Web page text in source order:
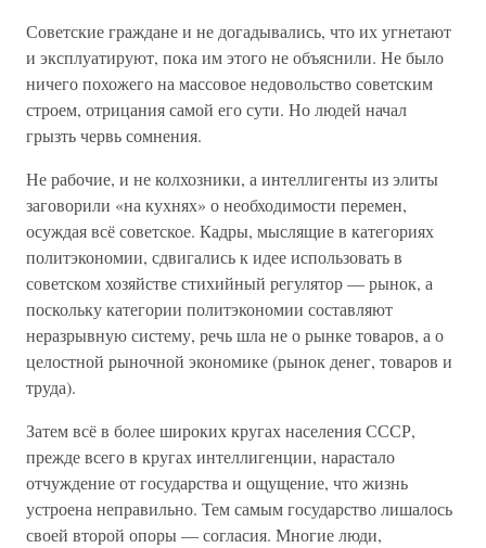
Советские граждане и не догадывались, что их угнетают
и эксплуатируют, пока им этого не объяснили. Не было
ничего похожего на массовое недовольство советским
строем, отрицания самой его сути. Но людей начал
грызть червь сомнения.
Не рабочие, и не колхозники, а интеллигенты из элиты
заговорили «на кухнях» о необходимости перемен,
осуждая всё советское. Кадры, мыслящие в категориях
политэкономии, сдвигались к идее использовать в
советском хозяйстве стихийный регулятор — рынок, а
поскольку категории политэкономии составляют
неразрывную систему, речь шла не о рынке товаров, а о
целостной рыночной экономике (рынок денег, товаров и
труда).
Затем всё в более широких кругах населения СССР,
прежде всего в кругах интеллигенции, нарастало
отчуждение от государства и ощущение, что жизнь
устроена неправильно. Тем самым государство лишалось
своей второй опоры — согласия. Многие люди,